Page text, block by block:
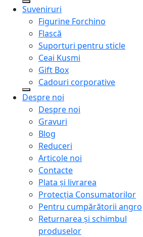
Suveniruri
Figurine Forchino
Flască
Suporturi pentru sticle
Ceai Kusmi
Gift Box
Cadouri corporative
Despre noi
Despre noi
Gravuri
Blog
Reduceri
Articole noi
Contacte
Plata și livrarea
Protecţia Consumatorilor
Pentru cumpărătorii angro
Returnarea și schimbul
produselor